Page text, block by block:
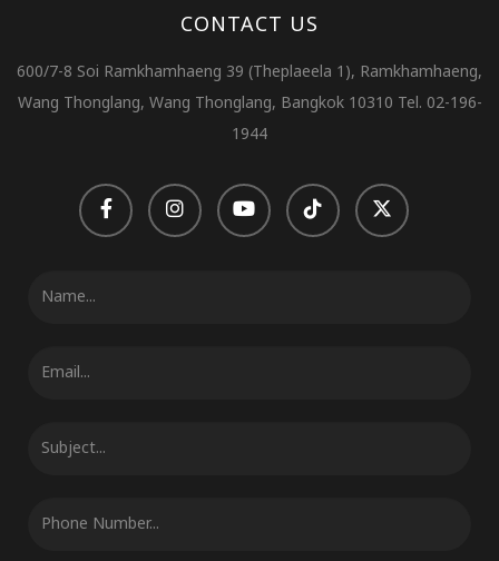
CONTACT US
600/7-8 Soi Ramkhamhaeng 39 (Theplaeela 1), Ramkhamhaeng,
Wang Thonglang, Wang Thonglang, Bangkok 10310 Tel. 02-196-
1944